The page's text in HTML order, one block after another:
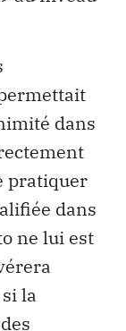
dans
pratiquer
dans
ne lui est
la